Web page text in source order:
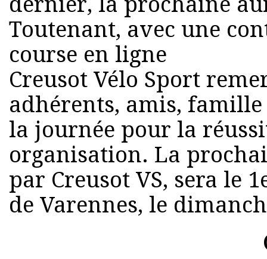
Toutenant, avec une
course en ligne
Creusot Vélo Sport
adhérents, amis,
la journée pour la
organisation. La
par Creusot VS, sera le
de Varennes, le